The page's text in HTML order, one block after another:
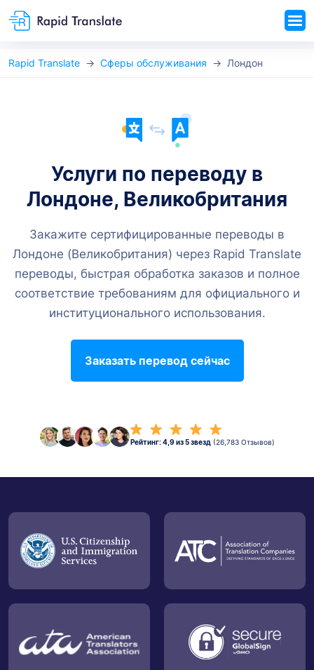
Rapid Translate Сферы обслуживания Лондон
Услуги по переводу в
Лондоне, Великобритания
Закажите сертифицированные переводы в
Лондоне (Великобритания) через Rapid Translate
переводы, быстрая обработка заказов и полное
соответствие требованиям для официального и
институционального использования.
Заказать перевод сейчас
Рейтинг: 4,9 из 5 звезд (26,783 Отзывов)